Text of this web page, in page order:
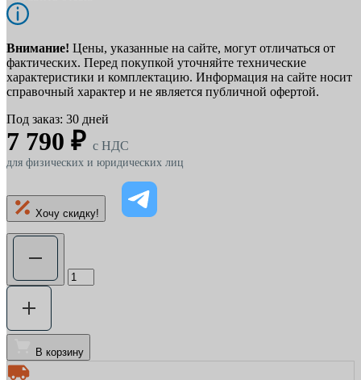
Внимание! Цены, указанные на сайте, могут отличаться от
фактических. Перед покупкой уточняйте технические
характеристики и комплектацию. Информация на сайте носит
справочный характер и не является публичной офертой.
Под заказ: 30 дней
7 790 ₽ c НДС
для физических и юридических лиц
Хочу скидку!
В корзину